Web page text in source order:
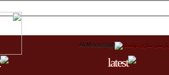
پارسی سازی توسط